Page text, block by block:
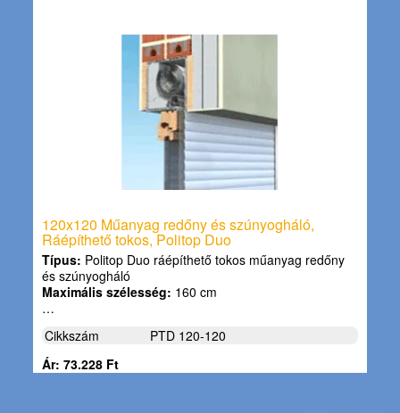
120x120 Műanyag redőny és szúnyogháló,
Ráépíthető tokos, Politop Duo
Típus: Politop Duo ráépíthető tokos műanyag redőny
és szúnyogháló
Maximális szélesség: 160 cm
…
Cikkszám
PTD 120-120
Ár: 73.228 Ft